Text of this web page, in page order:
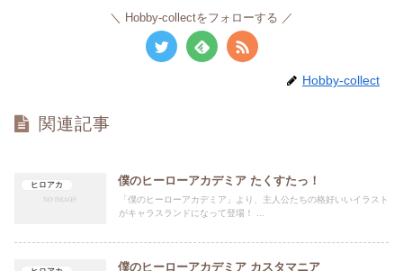
Hobby-collectをフォローする
Hobby-collect
関連記事
ヒロアカ 僕のヒーローアカデミア たくすたっ！
「僕のヒーローアカデミア」より、主人公たちの格好いいイラスト
がキャラスランドになって登場！ ...
僕のヒーローアカデミア カスタマニア